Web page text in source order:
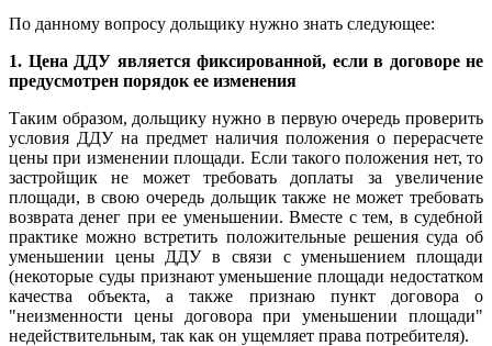
По данному вопросу дольщику нужно знать следующее:
1. Цена ДДУ является фиксированной, если в договоре не
предусмотрен порядок ее изменения
Таким образом, дольщику нужно в первую очередь проверить
условия ДДУ на предмет наличия положения о перерасчете
цены при изменении площади. Если такого положения нет, то
застройщик не может требовать доплаты за увеличение
площади, в свою очередь дольщик также не может требовать
возврата денег при ее уменьшении. Вместе с тем, в судебной
практике можно встретить положительные решения суда об
уменьшении цены ДДУ в связи с уменьшением площади
(некоторые суды признают уменьшение площади недостатком
качества объекта, а также признаю пункт договора о
"неизменности цены договора при уменьшении площади"
недействительным, так как он ущемляет права потребителя).